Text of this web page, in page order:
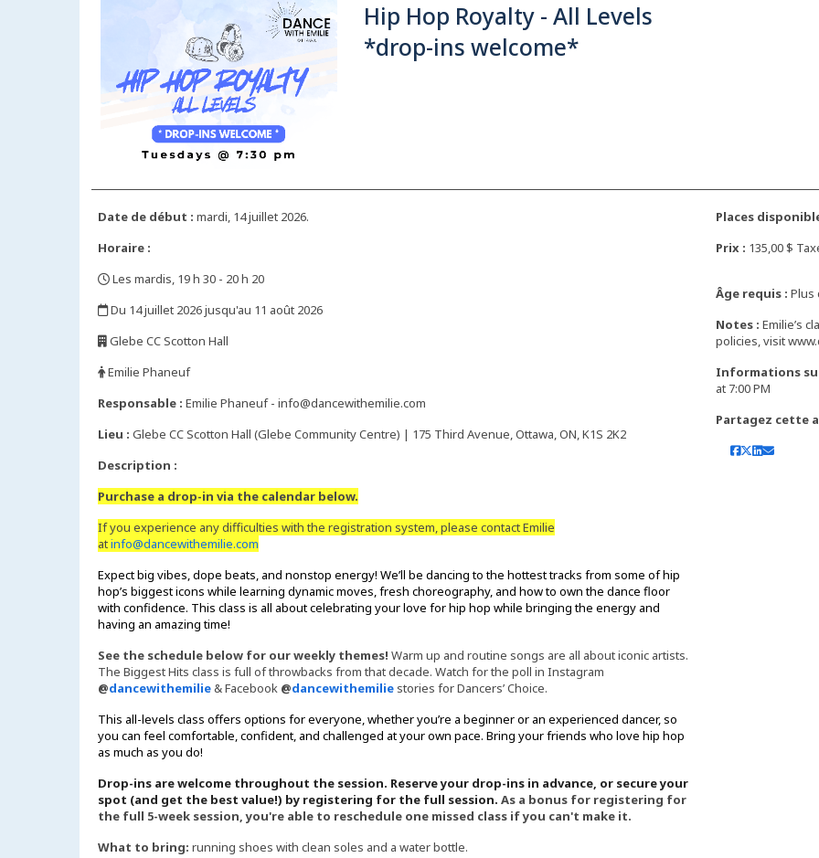
Hip Hop Royalty - All Levels
*drop-ins welcome*
Date de début : mardi, 14 juillet 2026.
Horaire :
Les mardis, 19 h 30 - 20 h 20
Du 14 juillet 2026 jusqu'au 11 août 2026
Glebe CC Scotton Hall
Emilie Phaneuf
Responsable : Emilie Phaneuf - info@dancewithemilie.com
Lieu : Glebe CC Scotton Hall (Glebe Community Centre) | 175 Third Avenue, Ottawa, ON, K1S 2K2
Description :
Purchase a drop-in via the calendar below.
If you experience any difficulties with the registration system, please contact Emilie
atinfo@dancewithemilie.com
Expect big vibes, dope beats, and nonstop energy! We’ll be dancing to the hottest tracks from some of hip
hop’s biggest icons while learning dynamic moves, fresh choreography, and how to own the dance floor
with confidence. This class is all about celebrating your love for hip hop while bringing the energy and
having an amazing time!
See the schedule below for our weekly themes! Warm up and routine songs are all about iconic artists.
The Biggest Hits class is full of throwbacks from that decade. Watch for the poll in Instagram
@dancewithemilie& Facebook @dancewithemilie stories for Dancers’ Choice.
This all-levels class offers options for everyone, whether you’re a beginner or an experienced dancer, so
you can feel comfortable, confident, and challenged at your own pace. Bring your friends who love hip hop
as much as you do!
Drop-ins are welcome throughout the session. Reserve your drop-ins in advance, or secure your
spot (and get the best value!) by registering for the full session. As a bonus for registering for
the full 5-week session, you're able to reschedule one missed class if you can't make it.
What to bring: running shoes with clean soles and a water bottle.
Places
Prix : 135,00 $
Âge requis : Plus
Notes : Emilie’s
policies, visit
Informations
at 7:00 PM
Partagez cette